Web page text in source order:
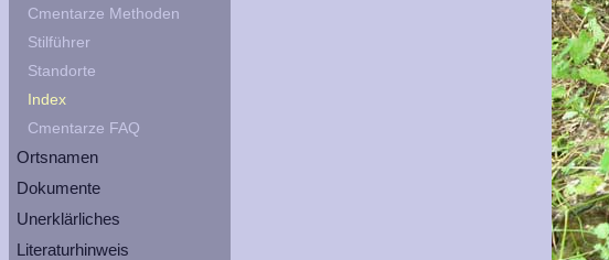
Cmentarze Methoden
Stilführer
Standorte
Index
Cmentarze FAQ
Ortsnamen
Dokumente
Unerklärliches
Literaturhinweis